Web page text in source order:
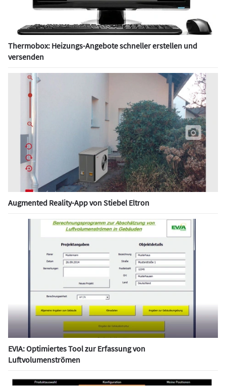
Thermobox: Heizungs-Angebote schneller erstellen und
versenden
Augmented Reality-App von Stiebel Eltron
EVIA: Optimiertes Tool zur Erfassung von
Luftvolumenströmen